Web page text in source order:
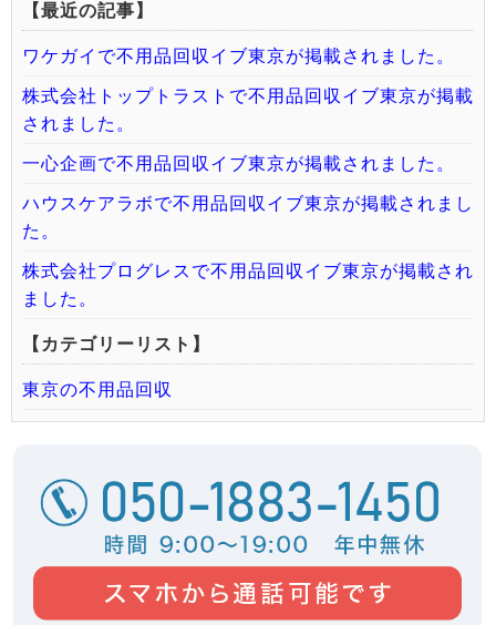
【最近の記事】
ワケガイで不用品回収イブ東京が掲載されました。
株式会社トップトラストで不用品回収イブ東京が掲載
されました。
一心企画で不用品回収イブ東京が掲載されました。
ハウスケアラボで不用品回収イブ東京が掲載されまし
た。
株式会社プログレスで不用品回収イブ東京が掲載され
ました。
【カテゴリーリスト】
東京の不用品回収